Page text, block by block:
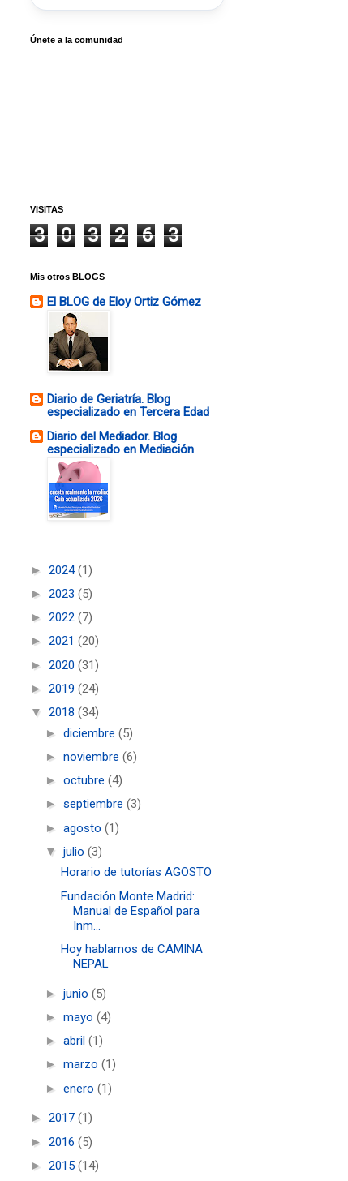
Únete a la comunidad
VISITAS
3 0 3 2 6 3
Mis otros BLOGS
El BLOG de Eloy Ortiz Gómez
Diario de Geriatría. Blog
especializado en Tercera Edad
Diario del Mediador. Blog
especializado en Mediación
► 2024(1)
► 2023 (5)
► 2022 (7)
► 2021 (20)
► 2020 (31)
► 2019 (24)
▼ 2018 (34)
► diciembre (5)
► noviembre (6)
► octubre (4)
► septiembre (3)
► agosto (1)
▼ julio (3)
Horario de tutorías AGOSTO
Fundación Monte Madrid:
Manual de Español para
Inm...
Hoy hablamos de CAMINA
NEPAL
► junio (5)
► mayo (4)
► abril (1)
► marzo (1)
► enero (1)
► 2017 (1)
► 2016 (5)
► 2015 (14)